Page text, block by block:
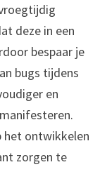
deze in een
bespaar je
bugs tijdens
en
het ontwikkelen
zorgen te